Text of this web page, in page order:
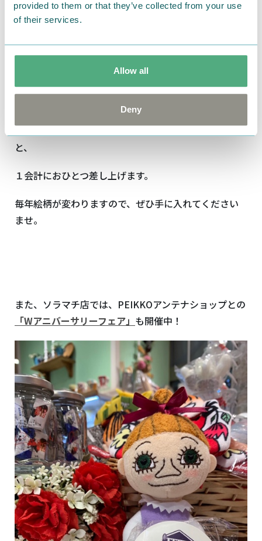
provided to them or that they’ve collected from your use
of their services.
Allow all
Deny
￥2,500（税別）以上ご利用で、ムーミン公式ファンク
ラブの会員証（もしくは住民票）をご提示いただく
と、
１会計におひとつ差し上げます。
毎年絵柄が変わりますので、ぜひ手に入れてください
ませ。
また、ソラマチ店では、PEIKKOアンテナショップとの
「Wアニバーサリーフェア」 も開催中！